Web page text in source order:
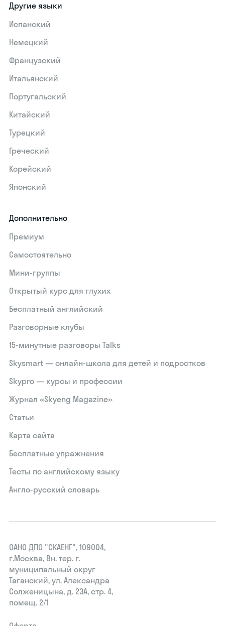
Другие языки
Испанский
Немецкий
Французский
Итальянский
Португальский
Китайский
Турецкий
Греческий
Корейский
Японский
Дополнительно
Премиум
Самостоятельно
Мини-группы
Открытый курс для глухих
Бесплатный английский
Разговорные клубы
15‑минутные разговоры Talks
Skysmart — онлайн-школа для детей и подростков
Skypro — курсы и профессии
Журнал «Skyeng Magazine»
Статьи
Карта сайта
Бесплатные упражнения
Тесты по английскому языку
Англо-русский словарь
ОАНО ДПО "СКАЕНГ", 109004,
г.Москва, Вн. тер. г.
муниципальный округ
Таганский, ул. Александра
Солженицына, д. 23А, стр. 4,
помещ. 2/1